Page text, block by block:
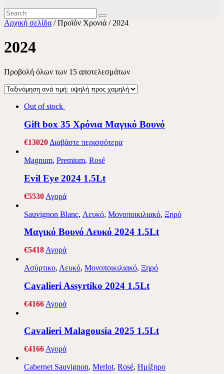
Αρχική σελίδα / Προϊόν Χρονιά / 2024
2024
Προβολή όλων των 15 αποτελεσμάτων
Out of stock
Gift box 35 Χρόνια Μαγικό Βουνό
€13020 Διαβάστε περισσότερα
Magnum, Premium, Rosé
Evil Eye 2024 1.5Lt
€5530 Αγορά
Sauvignon Blanc, Λευκό, Μονοποικιλιακό, Ξηρό
Μαγικό Βουνό Λευκό 2024 1.5Lt
€5418Αγορά
Ασύρτικο, Λευκό, Μονοποικιλιακό, Ξηρό
Cavalieri Assyrtiko 2024 1.5Lt
€4166 Αγορά
Cavalieri Malagousia 2025 1.5Lt
€4166 Αγορά
Cabernet Sauvignon, Merlot, Rosé, Ημίξηρο